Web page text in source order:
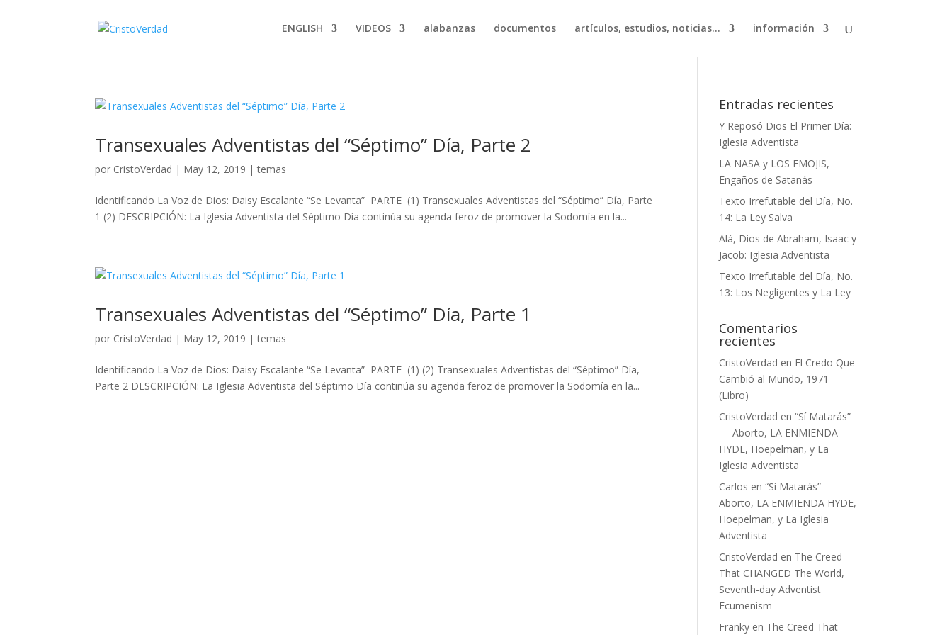
ENGLISH VIDEOS alabanzas documentos artículos, estudios, noticias… información
Transexuales Adventistas del “Séptimo” Día, Parte 2
por CristoVerdad | May 12, 2019 |temas
Identificando La Voz de Dios: Daisy Escalante “Se Levanta” PARTE (1) Transexuales Adventistas del “Séptimo” Día, Parte
1 (2) DESCRIPCIÓN: La Iglesia Adventista del Séptimo Día continúa su agenda feroz de promover la Sodomía en la...
Transexuales Adventistas del “Séptimo” Día, Parte 1
por CristoVerdad | May 12, 2019 |temas
Identificando La Voz de Dios: Daisy Escalante “Se Levanta” PARTE (1) (2) Transexuales Adventistas del “Séptimo” Día,
Parte 2 DESCRIPCIÓN: La Iglesia Adventista del Séptimo Día continúa su agenda feroz de promover la Sodomía en la...
Entradas recientes
Y Reposó Dios El Primer Día:
Iglesia Adventista
LA NASA y LOS EMOJIS,
Engaños de Satanás
Texto Irrefutable del Día, No.
14: La Ley Salva
Alá, Dios de Abraham, Isaac y
Jacob: Iglesia Adventista
Texto Irrefutable del Día, No.
13: Los Negligentes y La Ley
Comentarios
recientes
CristoVerdad en El Credo Que
Cambió al Mundo, 1971
(Libro)
CristoVerdad en“Sí Matarás”
— Aborto, LA ENMIENDA
HYDE, Hoepelman, y La
Iglesia Adventista
Carlos en“Sí Matarás” —
Aborto, LA ENMIENDA HYDE,
Hoepelman, y La Iglesia
Adventista
CristoVerdad en The Creed
That CHANGED The World,
Seventh-day Adventist
Ecumenism
Franky en The Creed That